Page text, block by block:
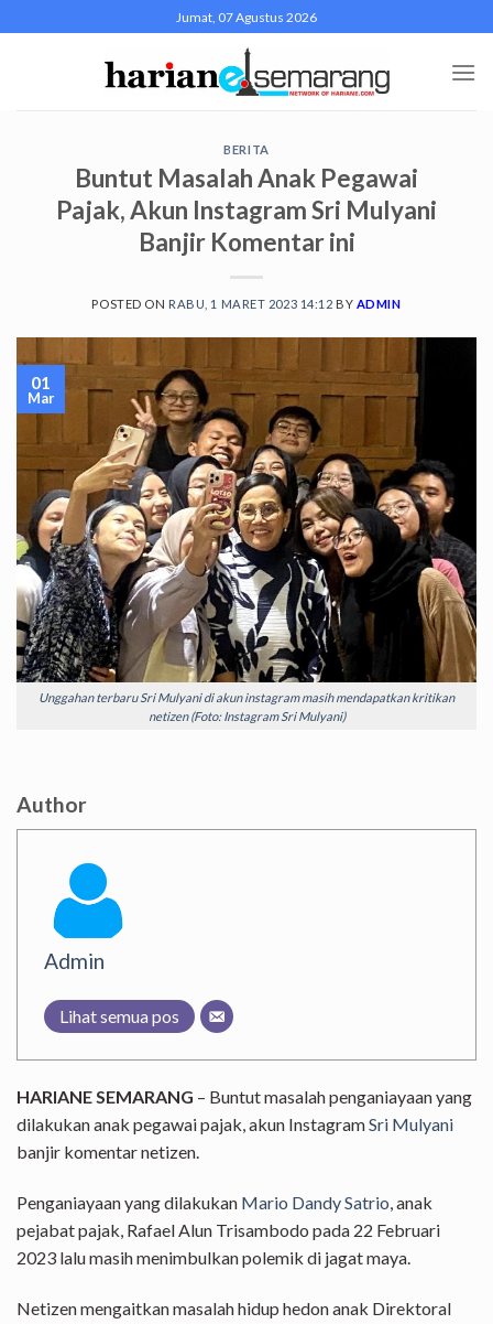
to
Jumat, 07 Agustus 2026
BERITA
Buntut Masalah Anak Pegawai
Pajak, Akun Instagram Sri Mulyani
Banjir Komentar ini
POSTED ON RABU, 1 MARET 2023 14:12 BY ADMIN
Unggahan terbaru Sri Mulyani di akun instagram masih mendapatkan kritikan
netizen (Foto: Instagram Sri Mulyani)
01
Mar
Author
Admin
Lihat semua pos
HARIANE SEMARANG – Buntut masalah penganiayaan yang
dilakukan anak pegawai pajak, akun InstagramSri Mulyani
banjir komentar netizen.
Penganiayaan yang dilakukan Mario Dandy Satrio, anak
pejabat pajak, Rafael Alun Trisambodo pada 22 Februari
2023 lalu masih menimbulkan polemik di jagat maya.
Netizen mengaitkan masalah hidup hedon anak Direktoral